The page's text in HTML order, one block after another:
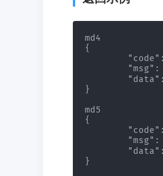
md4
{
}
md5
{
}